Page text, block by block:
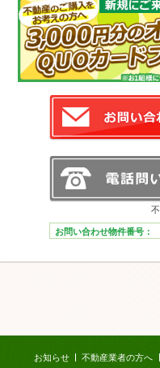
お問い合わせ物件番号：
お知らせ 不動産業者の方へ